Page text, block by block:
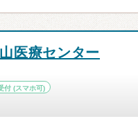
医療センター
付 (スマホ可)